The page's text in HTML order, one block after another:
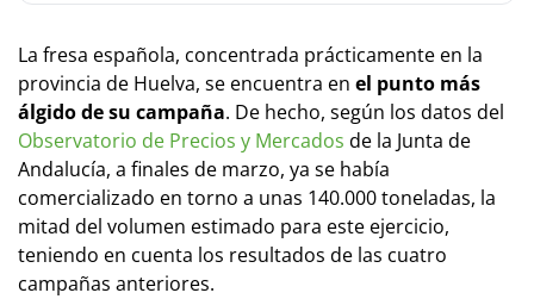
La fresa española, concentrada prácticamente en la
provincia de Huelva, se encuentra en el punto más
álgido de su campaña. De hecho, según los datos del
Observatorio de Precios y Mercados de la Junta de
Andalucía, a finales de marzo, ya se había
comercializado en torno a unas 140.000 toneladas, la
mitad del volumen estimado para este ejercicio,
teniendo en cuenta los resultados de las cuatro
campañas anteriores.